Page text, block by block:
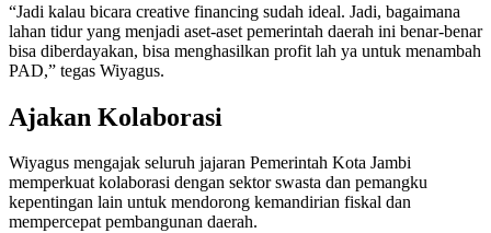
“Jadi kalau bicara creative financing sudah ideal. Jadi, bagaimana
lahan tidur yang menjadi aset-aset pemerintah daerah ini benar-benar
bisa diberdayakan, bisa menghasilkan profit lah ya untuk menambah
PAD,” tegas Wiyagus.
Ajakan Kolaborasi
Wiyagus mengajak seluruh jajaran Pemerintah Kota Jambi
memperkuat kolaborasi dengan sektor swasta dan pemangku
kepentingan lain untuk mendorong kemandirian fiskal dan
mempercepat pembangunan daerah.